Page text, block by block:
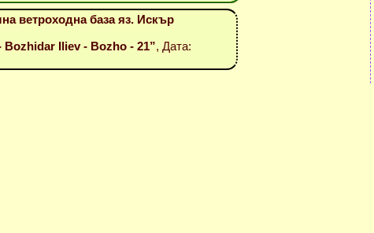
ветроходна база яз. Искър
Bozhidar Iliev - Bozho - 21”, Дата: